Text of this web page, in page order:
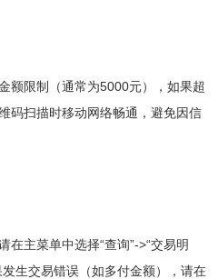
限制（通常为5000元），如果超
码扫描时移动网络畅通，避免因信
主菜单中选择“查询”->“交易明
生交易错误（如多付金额），请在